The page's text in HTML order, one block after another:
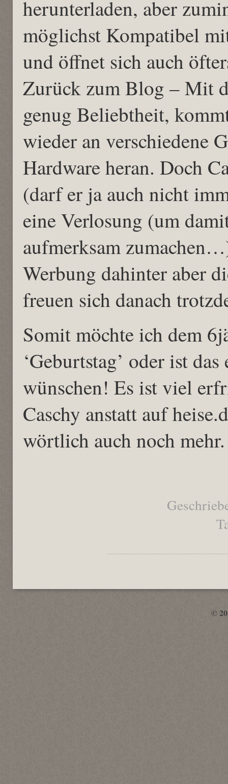
herunterladen, aber
möglichst Kompatibel
und öffnet sich auch
Zurück zum Blog – Mit
genug Beliebtheit,
wieder an verschiedene
Hardware heran. Doch
(darf er ja auch nicht
eine Verlosung (um
aufmerksam
Werbung dahinter aber
freuen sich danach
Somit möchte ich dem
‘Geburtstag’ oder ist
wünschen! Es ist viel
Caschy anstatt auf
wörtlich auch noch mehr.
©